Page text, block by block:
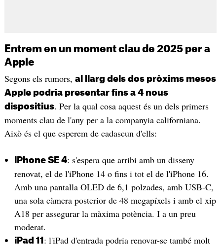
Entrem en un moment clau de 2025 per a
Apple
Segons els rumors, al llarg dels dos pròxims mesos
Apple podria presentar fins a 4 nous
dispositius. Per la qual cosa aquest és un dels primers
moments clau de l'any per a la companyia californiana.
Això és el que esperem de cadascun d'ells:
iPhone SE 4: s'espera que arribi amb un disseny
renovat, el de l'iPhone 14 o fins i tot el de l'iPhone 16.
Amb una pantalla OLED de 6,1 polzades, amb USB-C,
una sola càmera posterior de 48 megapíxels i amb el xip
A18 per assegurar la màxima potència. I a un preu
moderat.
iPad 11 : l'iPad d'entrada podria renovar-se també molt